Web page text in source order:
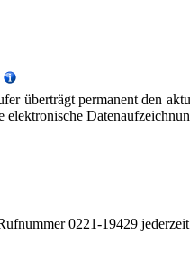
überträgt permanent den
elektronische
0221-19429